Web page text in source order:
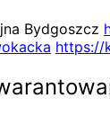
Bydgoszcz
https://